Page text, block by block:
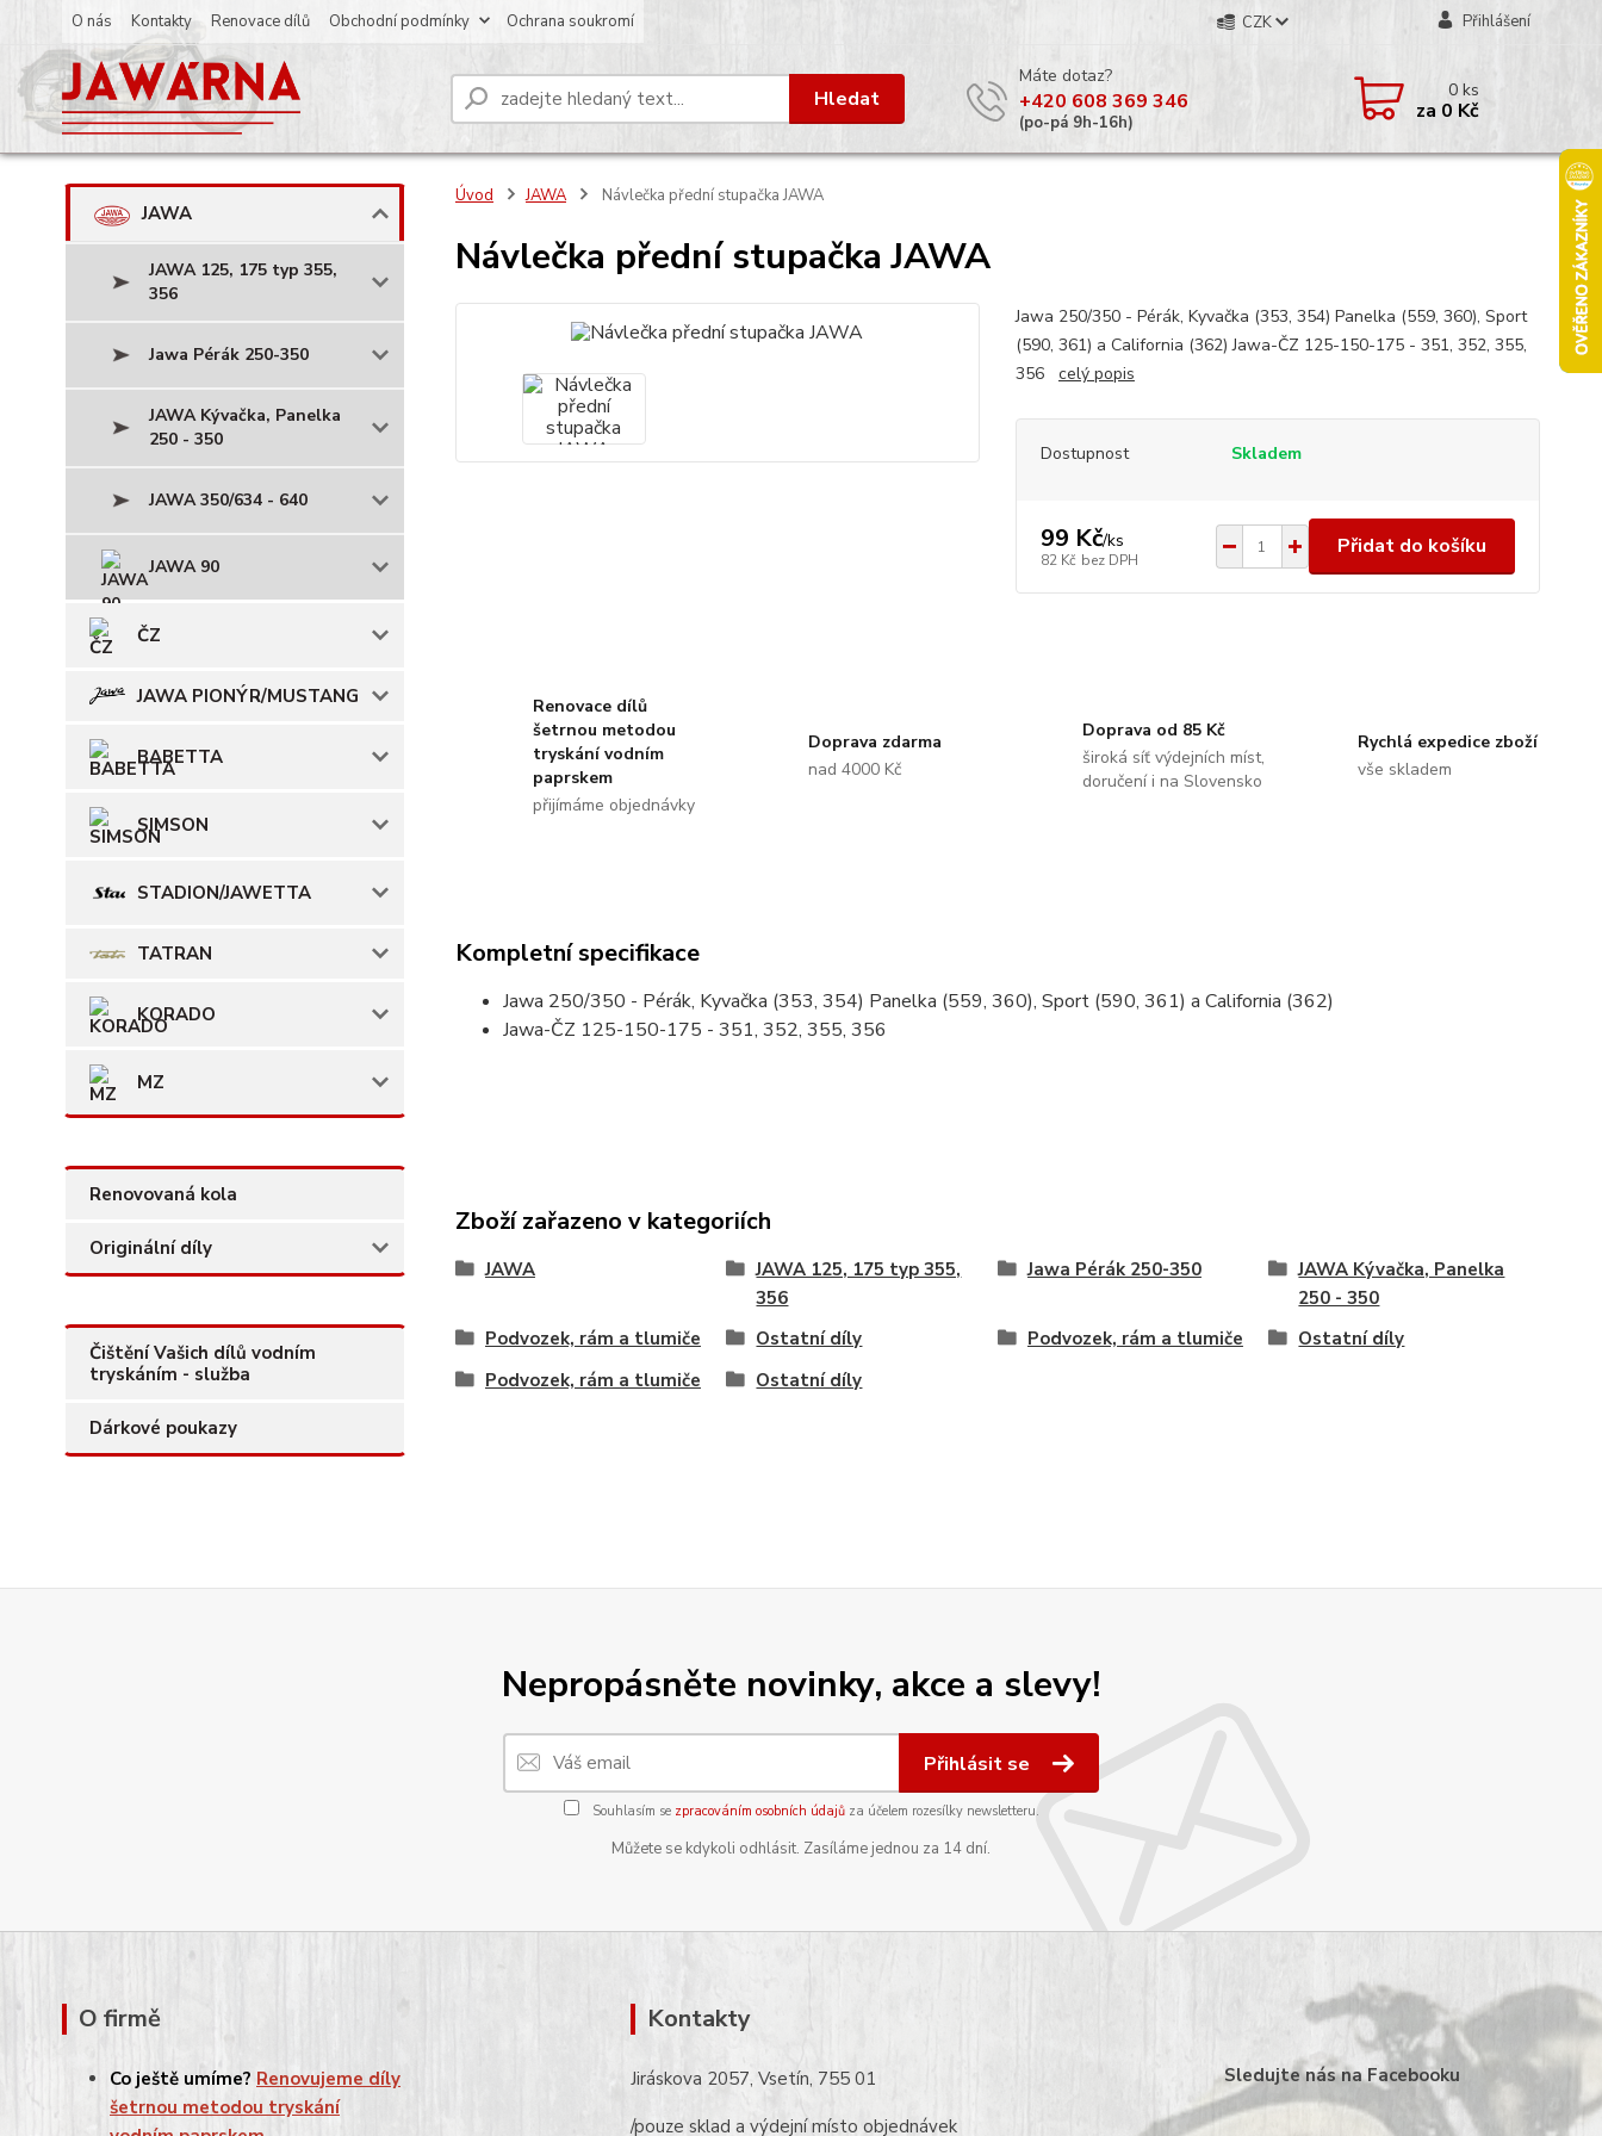
O nás Kontakty Renovace dílů Obchodní podmínky Ochrana soukromí CZK Přihlášení
Hledat
Máte dotaz?
+420 608 369 346
(po-pá 9h-16h)
0ks
za 0 Kč
JAWA
JAWA 125, 175 typ 355,
356
Jawa Pérák 250-350
JAWA Kývačka, Panelka
250 - 350
JAWA 350/634 - 640
JAWA 90
ČZ
JAWA PIONÝR/MUSTANG
BABETTA
SIMSON
STADION/JAWETTA
TATRAN
KORADO
MZ
Renovovaná kola
Originální díly
Čištění Vašich dílů vodním
tryskáním - služba
Dárkové poukazy
Úvod JAWA Návlečka přední stupačka JAWA
Návlečka přední stupačka JAWA
Jawa 250/350 - Pérák, Kyvačka (353, 354) Panelka (559, 360), Sport
(590, 361) a California (362) Jawa-ČZ 125-150-175 - 351, 352, 355,
356 celý popis
Dostupnost Skladem
99 Kč/ks
82 Kč bez DPH
Přidat do košíku
Renovace dílů
šetrnou metodou
tryskání vodním
paprskem
přijímáme objednávky
Doprava zdarma
nad 4000 Kč
Doprava od 85 Kč
široká síť výdejních míst,
doručení i na Slovensko
Rychlá expedice zboží
vše skladem
Kompletní specifikace
Jawa 250/350 - Pérák, Kyvačka (353, 354) Panelka (559, 360), Sport (590, 361) a California (362)
Jawa-ČZ 125-150-175 - 351, 352, 355, 356
Zboží zařazeno v kategoriích
JAWA
JAWA 125, 175 typ 355,
356
Jawa Pérák 250-350
JAWA Kývačka, Panelka
250 - 350
Podvozek, rám a tlumiče
Ostatní díly Podvozek, rám a tlumiče
Ostatní díly
Podvozek, rám a tlumiče
Ostatní díly
Nepropásněte novinky, akce a slevy!
Přihlásit se
Souhlasím se zpracováním osobních údajůza účelem rozesílky newsletteru.
Můžete se kdykoli odhlásit. Zasíláme jednou za 14 dní.
O firmě
Co ještě umíme? Renovujeme díly
šetrnou metodou tryskání
Kontakty
Jiráskova 2057, Vsetín, 755 01
/pouze sklad a výdejní místo objednávek
Sledujte nás na Facebooku